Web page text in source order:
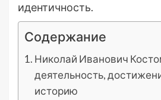
идентичность.
Содержание
Николай Иванович
деятельность,
историю